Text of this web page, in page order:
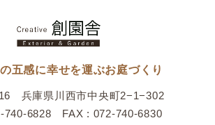
五感に幸せを運ぶお庭づくり
兵庫県川西市中央町2−1−302
740-6828 FAX : 072-740-6830